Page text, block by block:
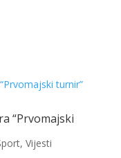
“Prvomajski
, Vijesti